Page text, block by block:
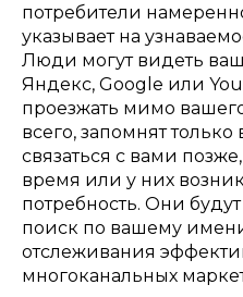
потребители
указывает на
Люди могут видеть
Яндекс, Google или
проезжать мимо
всего, запомнят
связаться с вами
время или у них
потребность. Они
поиск по вашему
отслеживания
многоканальных